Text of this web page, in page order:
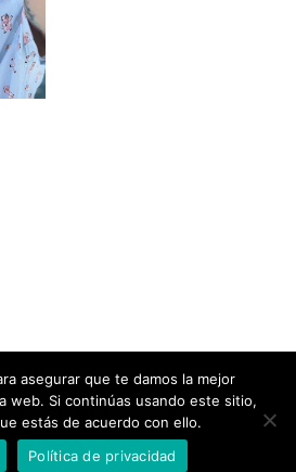
Política de Cookies
Preguntas Frecuentes
asegurar que te damos la mejor
web. Si continúas usando este sitio,
estás de acuerdo con ello.
Política de privacidad